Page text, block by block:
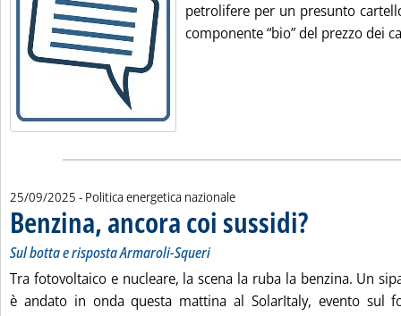
petrolifere per un presunto
componente “bio” del prezzo dei
25/09/2025 - Politica energetica nazionale
Benzina, ancora coi sussidi?. Sottotitolo: Sul
. Pubblicata giovedì
Sul botta e risposta Armaroli-Squeri
Tra fotovoltaico e nucleare, la scena la ruba la benzina. Un
è andato in onda questa mattina al SolarItaly, evento sul